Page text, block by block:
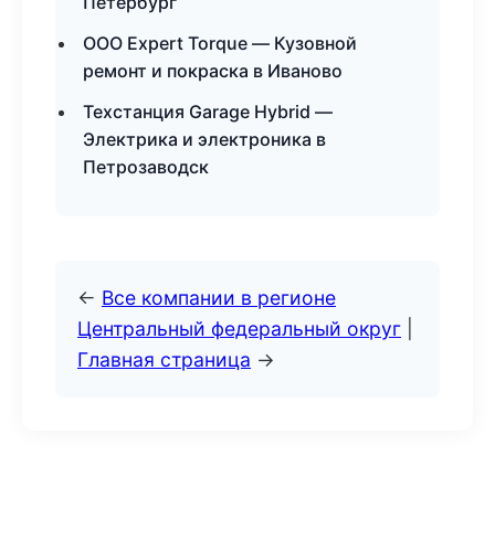
ООО Expert Torque — Кузовной
ремонт и покраска в Иваново
Техстанция Garage Hybrid —
Электрика и электроника в
Петрозаводск
← Все компании в регионе
Центральный федеральный округ
Главная страница →